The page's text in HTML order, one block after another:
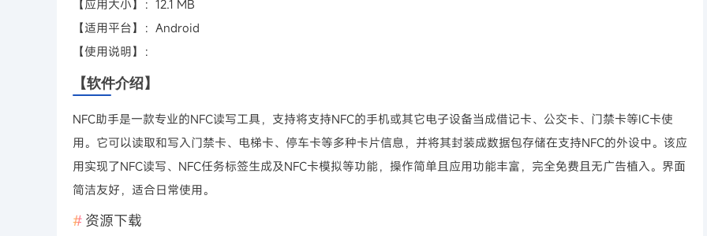
【应用大小】：12.1 MB
【适用平台】：Android
【使用说明】：
【软件介绍】
NFC助手是一款专业的NFC读写工具，支持将支持NFC的手机或其它电子设备当成借记卡、公交卡、门禁卡等IC卡使
用。它可以读取和写入门禁卡、电梯卡、停车卡等多种卡片信息，并将其封装成数据包存储在支持NFC的外设中。该应
用实现了NFC读写、NFC任务标签生成及NFC卡模拟等功能，操作简单且应用功能丰富，完全免费且无广告植入。界面
简洁友好，适合日常使用。
资源下载